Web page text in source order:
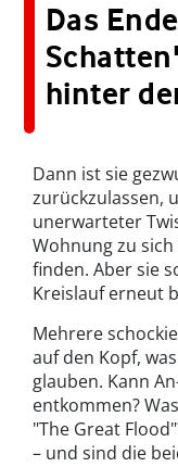
Das
hinter
Dann ist sie
zurückzulassen,
unerwarteter
Wohnung zu
finden. Aber sie
Kreislauf erneut
Mehrere
auf den Kopf,
glauben. Kann
entkommen?
"The Great
– und sind die